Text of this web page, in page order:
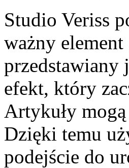
Studio Veriss
ważny
przedstawiany
efekt, który
Artykuły
Dzięki temu
podejście do